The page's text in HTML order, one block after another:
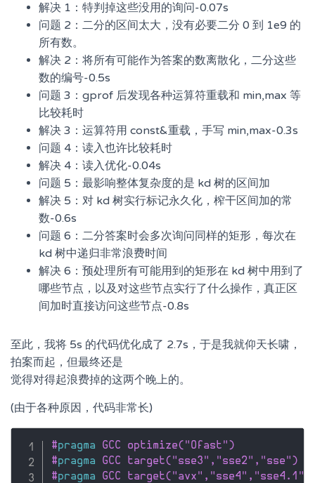
解决 1：特判掉这些没用的询问-0.07s
问题 2：二分的区间太大，没有必要二分 0 到 1e9 的
所有数。
解决 2：将所有可能作为答案的数离散化，二分这些
数的编号-0.5s
问题 3：gprof 后发现各种运算符重载和 min,max 等
比较耗时
解决 3：运算符用 const&重载，手写 min,max-0.3s
问题 4：读入也许比较耗时
解决 4：读入优化-0.04s
问题 5：最影响整体复杂度的是 kd 树的区间加
解决 5：对 kd 树实行标记永久化，榨干区间加的常
数-0.6s
问题 6：二分答案时会多次询问同样的矩形，每次在
kd 树中递归非常浪费时间
解决 6：预处理所有可能用到的矩形在 kd 树中用到了
哪些节点，以及对这些节点实行了什么操作，真正区
间加时直接访问这些节点-0.8s
至此，我将 5s 的代码优化成了 2.7s，于是我就仰天长啸，
拍案而起，但最终还是
觉得对得起浪费掉的这两个晚上的。
(由于各种原因，代码非常长)
#pragma GCC optimize("Ofast")
#pragma GCC target("sse3","sse2","sse")
#pragma GCC